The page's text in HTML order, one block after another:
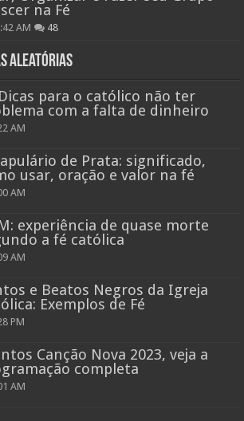
na Fé
AM 48
aleatórias
para o católico não ter
com a falta de dinheiro
AM
de Prata: significado,
usar, oração e valor na fé
AM
experiência de quase morte
a fé católica
AM
e Beatos Negros da Igreja
Exemplos de Fé
PM
Canção Nova 2023, veja a
completa
AM